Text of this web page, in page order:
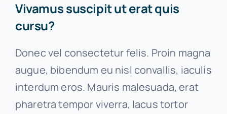
Vivamus suscipit ut erat quis
cursu?
Donec vel consectetur felis. Proin magna
augue, bibendum eu nisl convallis, iaculis
interdum eros. Mauris malesuada, erat
pharetra tempor viverra, lacus tortor